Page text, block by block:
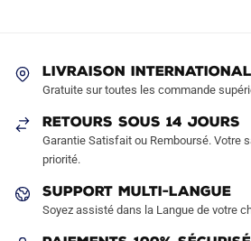
être
choisies
sur
page
produit
LIVRAISON
Gratuite sur toutes les commande
RETOURS SOUS 14 JOURS
Garantie Satisfait ou Remboursé. Votre
priorité.
SUPPORT MULTI-LANGUE
Soyez assisté dans la Langue de votre